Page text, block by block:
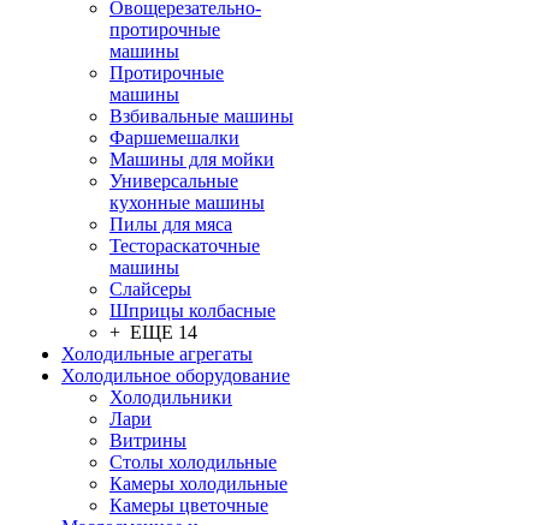
Овощерезательно-
протирочные
машины
Протирочные
машины
Взбивальные машины
Фаршемешалки
Машины для мойки
Универсальные
кухонные машины
Пилы для мяса
Тестораскаточные
машины
Слайсеры
Шприцы колбасные
+ ЕЩЕ 14
Холодильные агрегаты
Холодильное оборудование
Холодильники
Лари
Витрины
Столы холодильные
Камеры холодильные
Камеры цветочные